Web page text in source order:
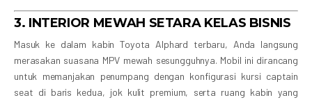
3. INTERIOR MEWAH SETARA KELAS BISNIS
Masuk ke dalam kabin Toyota Alphard terbaru, Anda langsung
merasakan suasana MPV mewah sesungguhnya. Mobil ini dirancang
untuk memanjakan penumpang dengan konfigurasi kursi captain
seat di baris kedua, jok kulit premium, serta ruang kabin yang